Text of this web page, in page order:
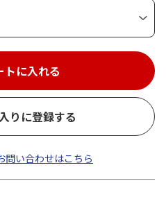
トに入れる
りに登録する
問い合わせはこちら